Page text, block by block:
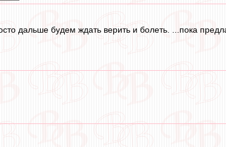
дальше будем ждать верить и болеть. ...пока